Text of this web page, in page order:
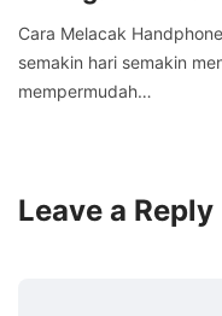
Cara Melacak
semakin hari semakin
mempermudah…
Leave a Reply